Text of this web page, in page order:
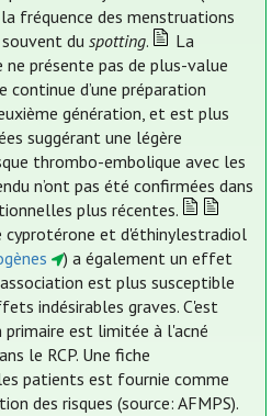
fréquence des menstruations
souvent duspotting.
La
ne présente pas de plus-value
continue d’une préparation
génération, et est plus
suggérant une légère
thrombo-embolique avec les
n’ont pas été confirmées dans
plus récentes.
cyprotérone et d'éthinylestradiol
) a également un effet
est plus susceptible
indésirables graves. C'est
primaire est limitée à l'acné
le RCP. Une fiche
patients est fournie comme
des risques (source: AFMPS).